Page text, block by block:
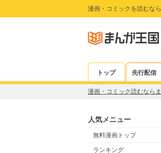
漫画・コミックを読むな
トップ 先行配信
漫画・コミック読むなら
人気メニュー
無料漫画トップ
ランキング